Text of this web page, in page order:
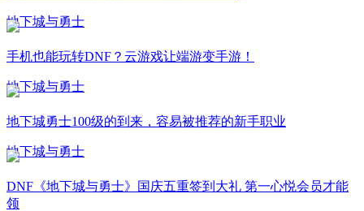
地下城与勇士
手机也能玩转DNF？云游戏让端游变手游！
地下城与勇士
地下城勇士100级的到来，容易被推荐的新手职业
地下城与勇士
DNF《地下城与勇士》国庆五重签到大礼 第一心悦会员才能
领